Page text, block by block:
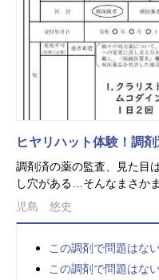
ヒヤリハット体験！調
調剤済の薬の監査、見た目
し穴がある…そんなまさか
児島 悠史
この調剤で問題はな
この調剤で問題はな